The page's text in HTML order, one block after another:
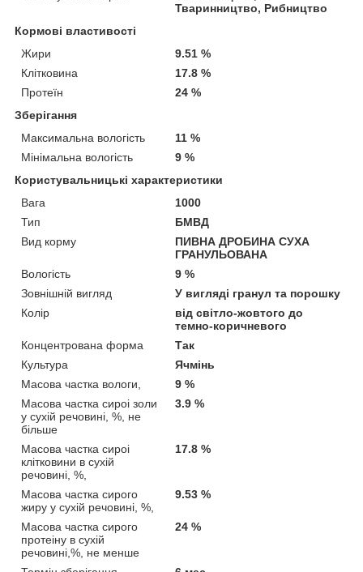
Тваринництво, Рибництво
Кормові властивості
Жири
9.51 %
Клітковина
17.8 %
Протеїн
24 %
Зберігання
Максимальна вологість
11 %
Мінімальна вологість
9 %
Користувальницькі характеристики
Вага
1000
Тип
БМВД
Вид корму
ПИВНА ДРОБИНА СУХА
ГРАНУЛЬОВАНА
Вологість
9 %
Зовнішній вигляд
У вигляді гранул та порошку
Колір
вiд свiтло-жовтого до
темно-коричневого
Концентрована форма
Так
Культура
Ячмінь
Масова частка вологи,
9 %
Масова частка сироi золи
у сухiй речовинi, %, не
більше
3.9 %
Масова частка сироi
клiтковини в сухiй
речовинi, %,
17.8 %
Масова частка сирого
жиру у сухiй речовинi, %,
9.53 %
Масова частка сирого
протеiну в сухiй
речовинi,%, не менше
24 %